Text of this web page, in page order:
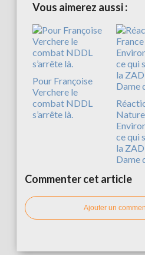
Vous aimerez aussi :
Pour Françoise
Verchere le
combat NDDL
s’arrête là.
Nature
ce qui
la
Dame
Commenter cet article
Ajouter un